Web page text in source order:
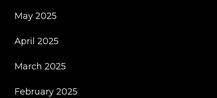
May 2025
April 2025
March 2025
February 2025